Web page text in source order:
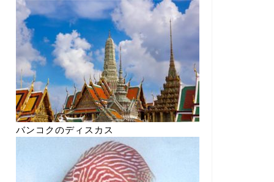
バンコクのディスカス